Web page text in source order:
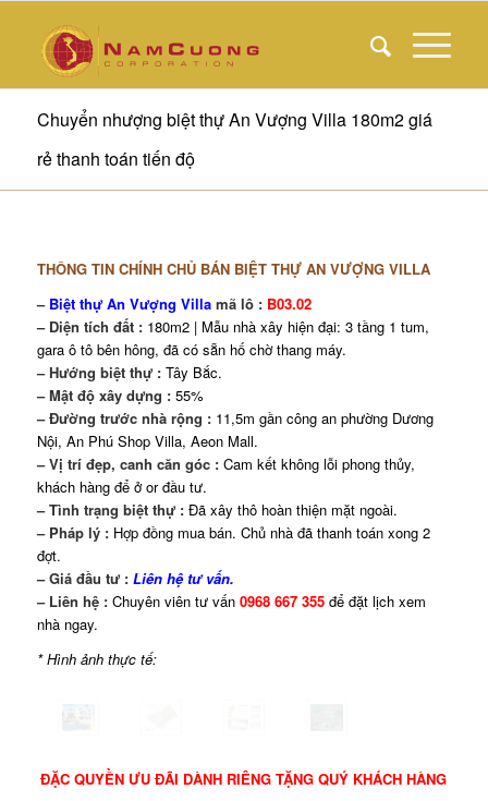
Chuyển nhượng biệt thự An Vượng Villa 180m2 giá
rẻ thanh toán tiến độ
THÔNG TIN CHÍNH CHỦ BÁN BIỆT THỰ AN VƯỢNG VILLA
– Biệt thự An Vượng Villamã lô : B03.02
– Diện tích đất : 180m2 | Mẫu nhà xây hiện đại: 3 tầng 1 tum,
gara ô tô bên hông, đã có sẵn hố chờ thang máy.
– Hướng biệt thự :Tây Bắc.
– Mật độ xây dựng :55%
– Đường trước nhà rộng : 11,5m gần công an phường Dương
Nội, An Phú Shop Villa, Aeon Mall.
– Vị trí đẹp, canh căn góc :Cam kết không lỗi phong thủy,
khách hàng để ở or đầu tư.
– Tình trạng biệt thự :Đã xây thô hoàn thiện mặt ngoài.
– Pháp lý :Hợp đồng mua bán. Chủ nhà đã thanh toán xong 2
đợt.
– Giá đầu tư : Liên hệ tư vấn.
– Liên hệ : Chuyên viên tư vấn 0968 667 355để đặt lịch xem
nhà ngay.
* Hình ảnh thực tế:
ĐẶC QUYỀN ƯU ĐÃI DÀNH RIÊNG TẶNG QUÝ KHÁCH HÀNG